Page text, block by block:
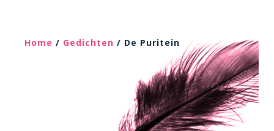
Home / Gedichten / De Puritein